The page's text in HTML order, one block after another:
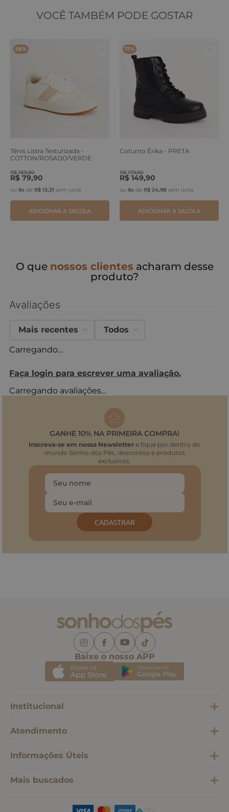
VOCÊ TAMBÉM PODE GOSTAR
58%
Tênis Listra Texturizada -
COTTON/ROSADO/VERDE
R$ 189,90
R$ 79,90
ou 6x de R$ 13,31 sem juros
ADICIONAR A SACOLA
17%
Coturno Érika - PRETA
R$ 179,90
R$ 149,90
ou 6x de R$ 24,98 sem juros
ADICIONAR A SACOLA
O que nossos clientes acharam desse
produto?
Avaliações
Carregando…
Faça login para escrever uma avaliação.
Mais recentes Todos
Carregando avaliações…
GANHE 10% NA PRIMEIRA COMPRA!
Inscreva-se em nossa Newsletter e fique por dentro do
mundo Sonho dos Pés, descontos e produtos
exclusivos.
CADASTRAR
Baixe o nosso APP
Institucional
Atendimento
Informações Úteis
Mais buscados